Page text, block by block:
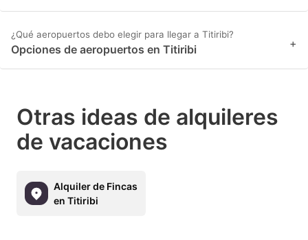
¿Qué aeropuertos debo elegir para llegar a Titiribi?
Opciones de aeropuertos en Titiribi +
Otras ideas de alquileres
de vacaciones
Alquiler de Fincas
en Titiribi